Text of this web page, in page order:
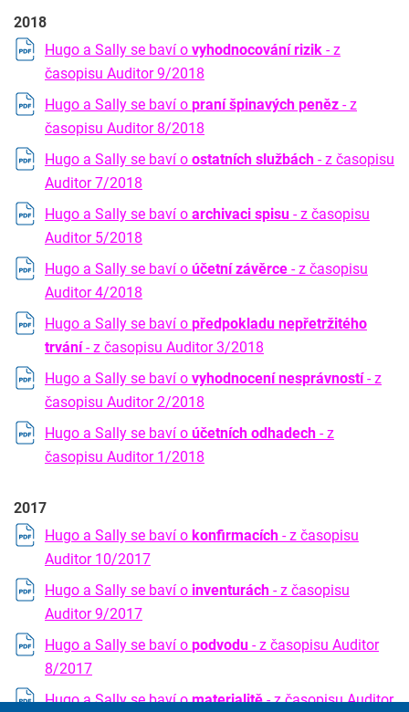
2018
Hugo a Sally se baví o vyhodnocování rizik - z
časopisu Auditor 9/2018
Hugo a Sally se baví o praní špinavých peněz - z
časopisu Auditor 8/2018
Hugo a Sally se baví o ostatních službách - z časopisu
Auditor 7/2018
Hugo a Sally se baví o archivaci spisu - z časopisu
Auditor 5/2018
Hugo a Sally se baví o účetní závěrce - z časopisu
Auditor 4/2018
Hugo a Sally se baví o předpokladu nepřetržitého
trvání- z časopisu Auditor 3/2018
Hugo a Sally se baví o vyhodnocení nesprávností- z
časopisu Auditor 2/2018
Hugo a Sally se baví o účetních odhadech - z
časopisu Auditor 1/2018
2017
Hugo a Sally se baví o konfirmacích - z časopisu
Auditor 10/2017
Hugo a Sally se baví o inventurách - z časopisu
Auditor 9/2017
Hugo a Sally se baví o podvodu - z časopisu Auditor
8/2017
Hugo a Sally se baví omaterialitě- z časopisu Auditor